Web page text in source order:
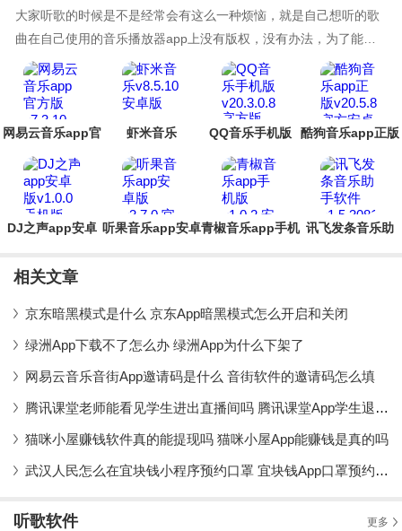
大家听歌的时候是不是经常会有这么一种烦恼，就是自己想听的歌
曲在自己使用的音乐播放器app上没有版权，没有办法，为了能够
听到这首歌，你得下载另一个app，这样一来，说不定你的手机里
就有好几个听歌软件了，那么就有小伙伴问了，有没有全网搜索的
听歌软件呢？曲库全一点，音乐多一点等等，为了解决大家这个烦
恼，小编今天就为大家带来全
网易云音乐app官
虾米音乐 QQ音乐手机版 酷狗音乐app正版
DJ之声app安卓 听果音乐app安卓青椒音乐app手机 讯飞发条音乐助
相关文章
京东暗黑模式是什么 京东App暗黑模式怎么开启和关闭
绿洲App下载不了怎么办 绿洲App为什么下架了
网易云音乐音街App邀请码是什么 音街软件的邀请码怎么填
腾讯课堂老师能看见学生进出直播间吗 腾讯课堂App学生退出课堂会被发现吗
猫咪小屋赚钱软件真的能提现吗 猫咪小屋App能赚钱是真的吗
武汉人民怎么在宜块钱小程序预约口罩 宜块钱App口罩预约流程详解
听歌软件 更多